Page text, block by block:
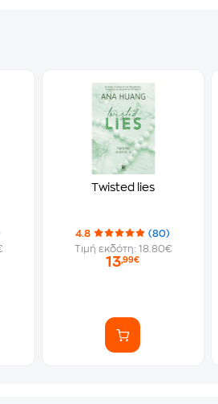
Twisted lies
4.8
(80)
Τιμή εκδότη: 18.80€
13,99€